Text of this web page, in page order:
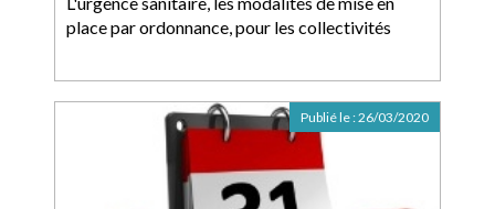
place par ordonnance, pour les collectivités
Publié le :26/03/2020